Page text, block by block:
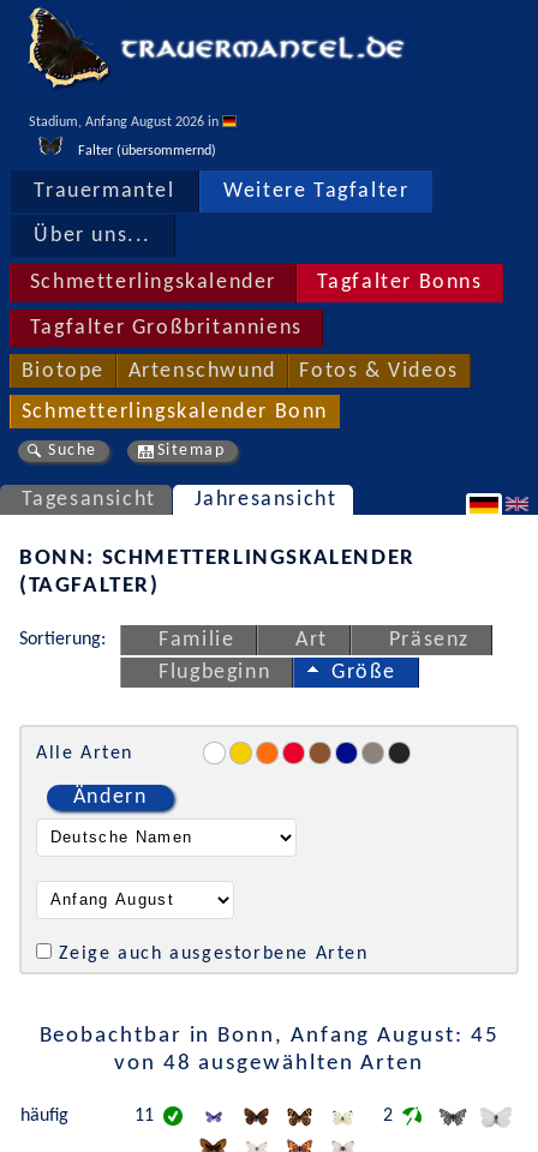
Stadium, Anfang August 2026 in
Falter (übersommernd)
Trauermantel Weitere Tagfalter
Über uns...
Schmetterlingskalender Tagfalter Bonns
Tagfalter Großbritanniens
Biotope Artenschwund Fotos & Videos
Schmetterlingskalender Bonn
Suche Sitemap
Tagesansicht Jahresansicht
BONN: SCHMETTERLINGSKALENDER
(TAGFALTER)
Sortierung: Familie Art
Präsenz
Flugbeginn
Größe
Alle Arten
Ändern
Zeige auch ausgestorbene Arten
Beobachtbar in Bonn, Anfang August: 45
von 48 ausgewählten Arten
häufig 11 2